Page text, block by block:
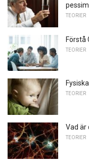
TEORIER
Förstå
TEORIER
TEORIER
Vad är
TEORIER